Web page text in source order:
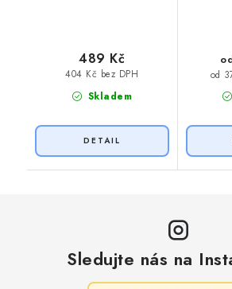
Skladem
404 Kč bez DPH
489 Kč
od
Sledujte nás na